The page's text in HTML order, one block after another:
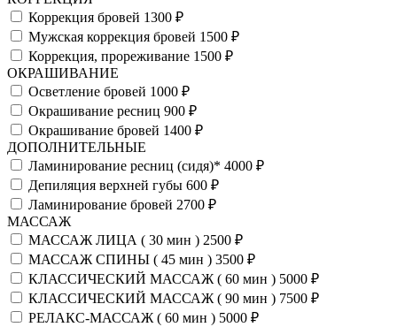
Коррекция бровей 1300 ₽
Мужская коррекция бровей 1500 ₽
Коррекция, прореживание 1500 ₽
ОКРАШИВАНИЕ
Осветление бровей 1000 ₽
Окрашивание ресниц 900 ₽
Окрашивание бровей 1400 ₽
ДОПОЛНИТЕЛЬНЫЕ
Ламинирование ресниц (сидя)* 4000 ₽
Депиляция верхней губы 600 ₽
Ламинирование бровей 2700 ₽
МАССАЖ
МАССАЖ ЛИЦА ( 30 мин ) 2500 ₽
МАССАЖ СПИНЫ ( 45 мин ) 3500 ₽
КЛАССИЧЕСКИЙ МАССАЖ ( 60 мин ) 5000 ₽
КЛАССИЧЕСКИЙ МАССАЖ ( 90 мин ) 7500 ₽
РЕЛАКС-МАССАЖ ( 60 мин ) 5000 ₽